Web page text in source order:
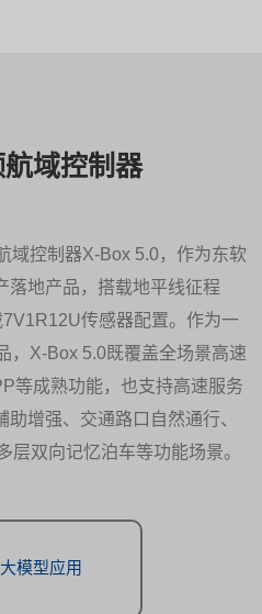
域控制器
域控制器X-Box 5.0，作为东软
落地产品，搭载地平线征程
传感器配置。作为一
，X-Box 5.0既覆盖全场景高速
等成熟功能，也支持高速服务
增强、交通路口自然通行、
双向记忆泊车等功能场景。
模型应用